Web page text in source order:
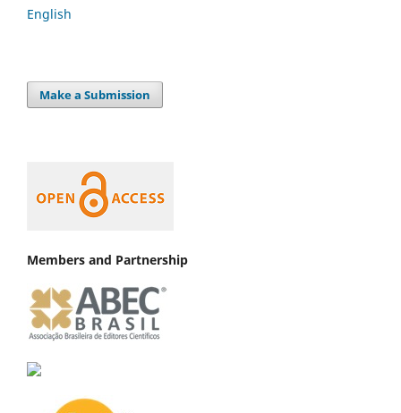
English
Make a Submission
Members and Partnership